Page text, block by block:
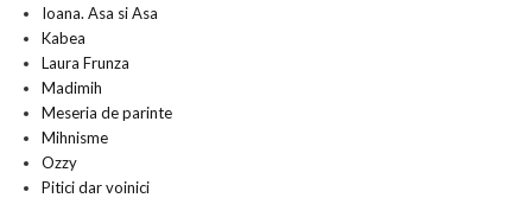
Ioana. Asa si Asa
Kabea
Laura Frunza
Madimih
Meseria de parinte
Mihnisme
Ozzy
Pitici dar voinici